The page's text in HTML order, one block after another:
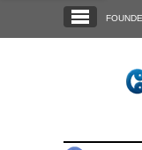
NOTIFIED NEWS